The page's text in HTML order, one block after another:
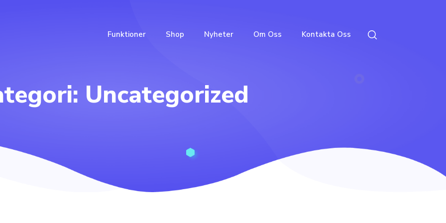
Funktioner Shop Nyheter Om Oss Kontakta Oss
Uncategorized